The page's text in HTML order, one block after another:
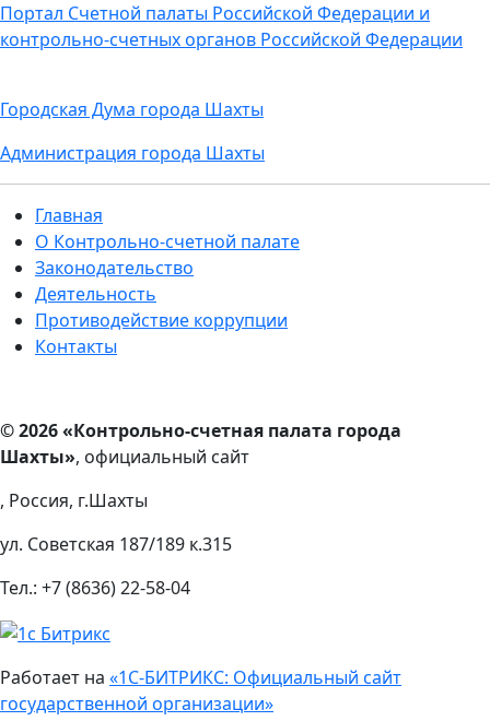
Портал Счетной палаты Российской Федерации и
контрольно-счетных органов Российской Федерации
Городская Дума города Шахты
Администрация города Шахты
Главная
О Контрольно-счетной палате
Законодательство
Деятельность
Противодействие коррупции
Контакты
© 2026 «Контрольно-счетная палата города
Шахты», официальный сайт
, Россия, г.Шахты
ул. Советская 187/189 к.315
Тел.: +7 (8636) 22-58-04
Работает на «1С-БИТРИКС: Официальный сайт
государственной организации»